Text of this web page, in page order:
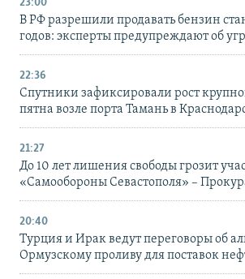
23:00
В РФ разрешили продавать бензин
годов: эксперты предупреждают об
22:36
Спутники зафиксировали рост
пятна возле порта Тамань в
21:27
До 10 лет лишения свободы грозит
«Самообороны Севастополя» –
20:40
Турция и Ирак ведут переговоры об
Ормузскому проливу для поставок